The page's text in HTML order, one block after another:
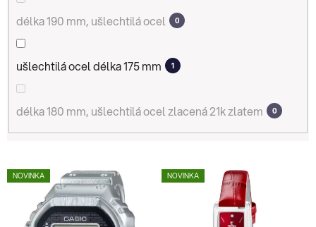
délka 190 mm, ušlechtilá ocel 0
ušlechtilá ocel délka 175 mm 1
délka 180 mm, ušlechtilá ocel zlacená 21k zlatem 0
V
ý
NOVINKA NOVINKA